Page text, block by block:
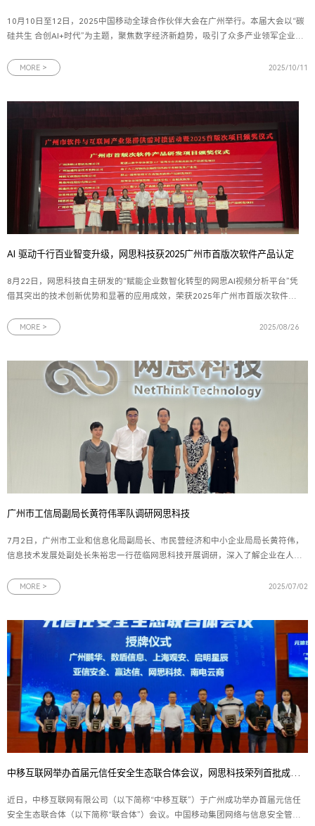
10月10日至12日，2025中国移动全球合作伙伴大会在广州举行。本届大会以“碳
硅共生 合创AI+时代”为主题，聚焦数字经济新趋势，吸引了众多产业领军企业与
中移互联网有限公司连续发布多项战略合作与产品成果——中国移动云盘携手新
MORE > 2025/10/11
AI 驱动千行百业智变升级，网思科技获2025广州市首版次软件产品认定
8月22日，网思科技自主研发的“赋能企业数智化转型的网思AI视频分析平台”凭
借其突出的技术创新优势和显著的应用成效，荣获2025年广州市首版次软件产
技多年来坚持自主研发、深耕数智化领域的有力见证。图为网思科技代表（右
MORE > 2025/08/26
广州市工信局副局长黄符伟率队调研网思科技
7月2日，广州市工业和信息化局副局长、市民营经济和中小企业局局长黄符伟，
信息技术发展处副处长朱裕忠一行莅临网思科技开展调研，深入了解企业在人工
陪同调研并作工作汇报。调研座谈会上，副总裁黄朝晖向广州市工信局领导全面
MORE > 2025/07/02
中移互联网举办首届元信任安全生态联合体会议，网思科技荣列首批成员单位
近日，中移互联网有限公司（以下简称“中移互联”）于广州成功举办首届元信任
安全生态联合体（以下简称“联合体”）会议。中国移动集团网络与信息安全管理